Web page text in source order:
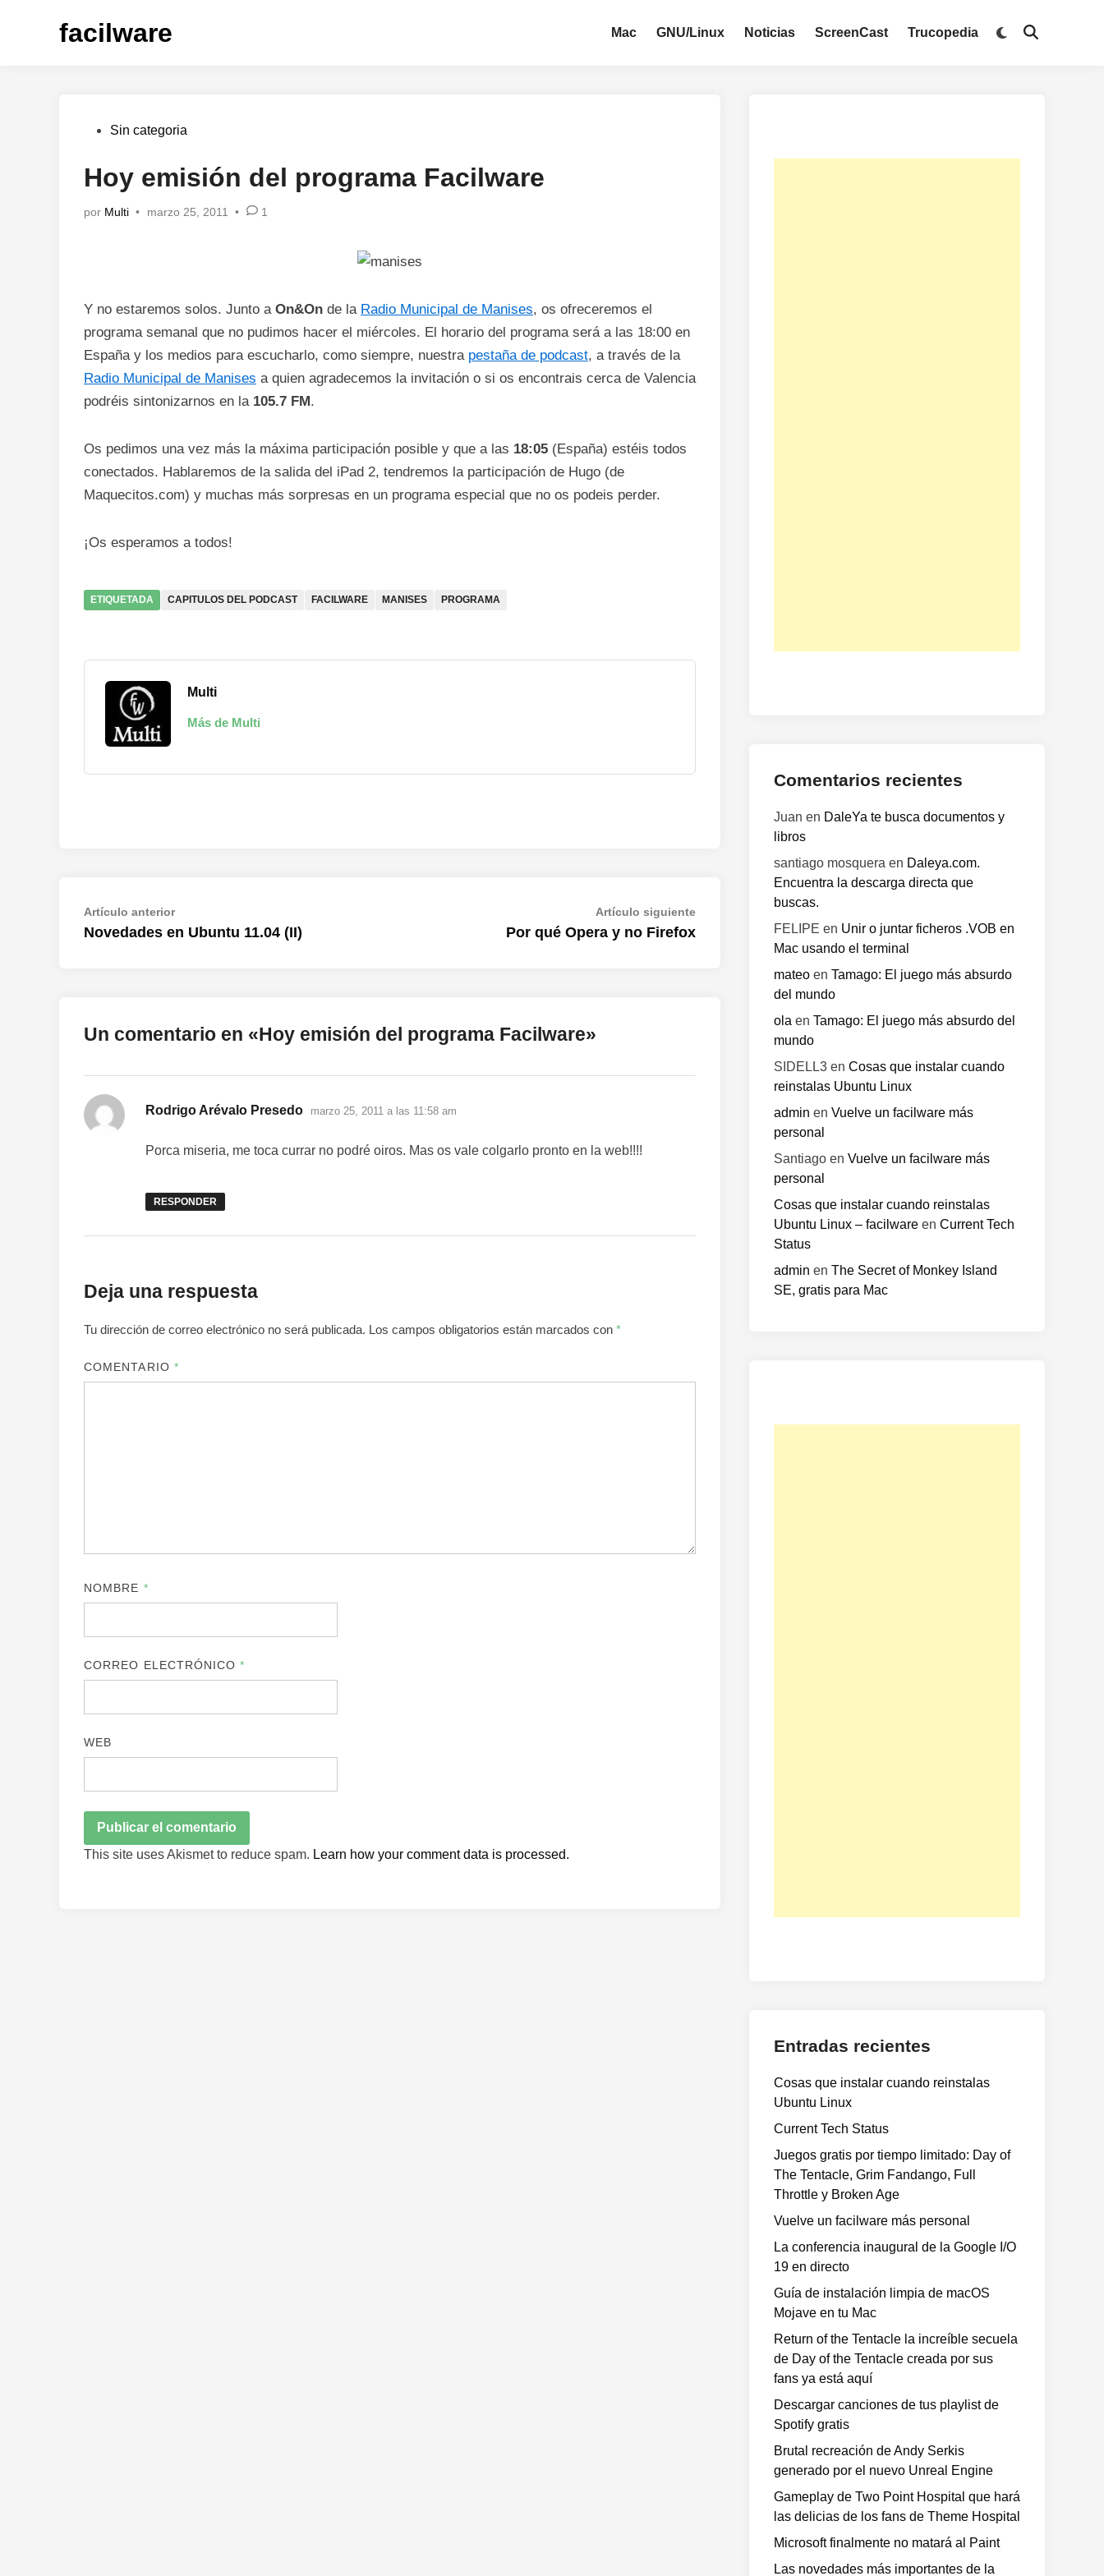
facilware Mac GNU/Linux Noticias ScreenCast Trucopedia
Publicado
Sin categoria
Hoy emisión del programa Facilware
por Multi • marzo 25, 2011 • 1
Y no estaremos solos. Junto a On&On de la Radio Municipal de Manises, os ofreceremos el
programa semanal que no pudimos hacer el miércoles. El horario del programa será a las 18:00 en
España y los medios para escucharlo, como siempre, nuestra pestaña de podcast, a través de la
Radio Municipal de Manises a quien agradecemos la invitación o si os encontrais cerca de Valencia
podréis sintonizarnos en la 105.7 FM.
Os pedimos una vez más la máxima participación posible y que a las 18:05 (España) estéis todos
conectados. Hablaremos de la salida del iPad 2, tendremos la participación de Hugo (de
Maquecitos.com) y muchas más sorpresas en un programa especial que no os podeis perder.
¡Os esperamos a todos!
ETIQUETADA CAPITULOS DEL PODCAST FACILWARE MANISES PROGRAMA
Multi
Más de Multi
Navegación
de
Artículo anteriorArtículo
anterior:
Novedades en Ubuntu 11.04 (II)
Artículo siguienteArtículo
siguiente:
Por qué Opera y no Firefox
Un comentario en «Hoy emisión del programa Facilware»
Rodrigo Arévalo Presedo dice:
marzo 25, 2011 a las 11:58 am
Porca miseria, me toca currar no podré oiros. Mas os vale colgarlo pronto en la web!!!!
RESPONDER
Deja una respuesta
Tu dirección de correo electrónico no será publicada. Los campos obligatorios están marcados con *
COMENTARIO *
NOMBRE *
CORREO ELECTRÓNICO*
WEB
This site uses Akismet to reduce spam. Learn how your comment data is processed.
Comentarios recientes
Juan en DaleYa te busca documentos y
libros
santiago mosquera en Daleya.com.
Encuentra la descarga directa que
buscas.
FELIPE en Unir o juntar ficheros .VOB en
Mac usando el terminal
mateo en Tamago: El juego más absurdo
del mundo
ola en Tamago: El juego más absurdo del
mundo
SIDELL3 en Cosas que instalar cuando
reinstalas Ubuntu Linux
admin en Vuelve un facilware más
personal
Santiago en Vuelve un facilware más
personal
Cosas que instalar cuando reinstalas
Ubuntu Linux – facilware en Current Tech
Status
admin en The Secret of Monkey Island
SE, gratis para Mac
Entradas recientes
Cosas que instalar cuando reinstalas
Ubuntu Linux
Current Tech Status
Juegos gratis por tiempo limitado: Day of
The Tentacle, Grim Fandango, Full
Throttle y Broken Age
Vuelve un facilware más personal
La conferencia inaugural de la Google I/O
19 en directo
Guía de instalación limpia de macOS
Mojave en tu Mac
Return of the Tentacle la increíble secuela
de Day of the Tentacle creada por sus
fans ya está aquí
Descargar canciones de tus playlist de
Spotify gratis
Brutal recreación de Andy Serkis
generado por el nuevo Unreal Engine
Gameplay de Two Point Hospital que hará
las delicias de los fans de Theme Hospital
Microsoft finalmente no matará al Paint
Las novedades más importantes de la